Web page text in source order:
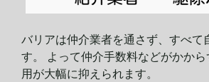
バリアは仲介業者を通さず、すべて
す。 よって仲介手数料などがかか
用が大幅に抑えられます。